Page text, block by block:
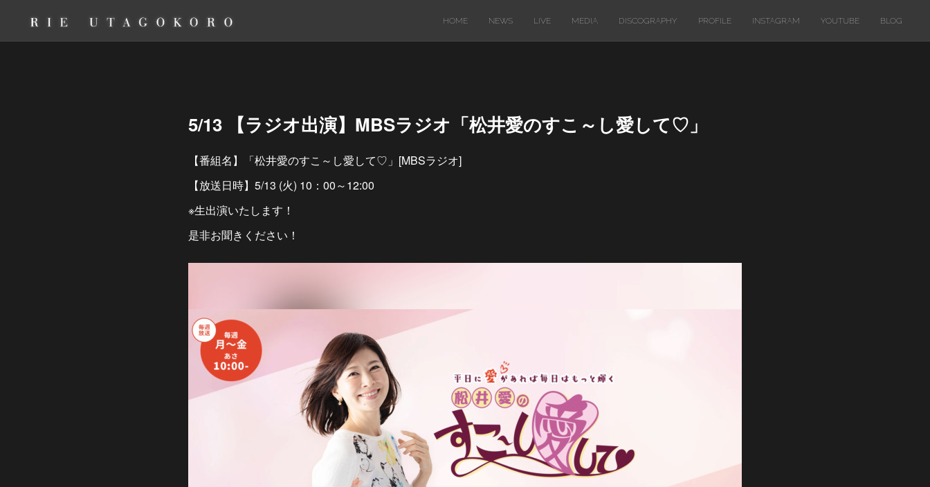
HOME NEWS LIVE MEDIA DISCOGRAPHY PROFILE INSTAGRAM YOUTUBE BLOG
5/13 【ラジオ出演】MBSラジオ「松井愛のすこ～し愛して♡」
【番組名】「松井愛のすこ～し愛して♡」[MBSラジオ]
【放送日時】5/13 (火) 10：00～12:00
※生出演いたします！
是非お聞きください！